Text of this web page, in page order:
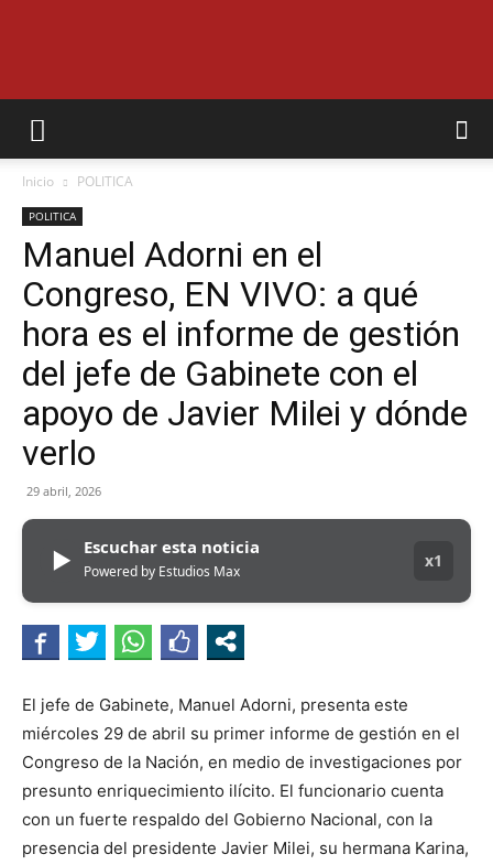
EL
Inicio POLITICA
POLITICA
Manuel Adorni en el
Congreso, EN VIVO: a qué
hora es el informe de gestión
del jefe de Gabinete con el
apoyo de Javier Milei y dónde
verlo
29 abril, 2026
▶ Escuchar esta noticia
Powered by Estudios Max
x1
El jefe de Gabinete, Manuel Adorni, presenta este
miércoles 29 de abril su primer informe de gestión en el
Congreso de la Nación, en medio de investigaciones por
presunto enriquecimiento ilícito. El funcionario cuenta
con un fuerte respaldo del Gobierno Nacional, con la
presencia del presidente Javier Milei, su hermana Karina,